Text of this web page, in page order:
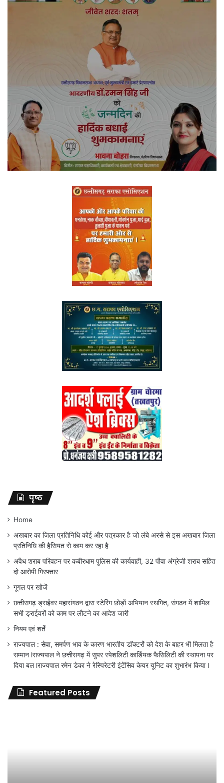
पृष्ठ
Home
अखबार का जिला प्रतिनिधि कोई और पत्रकार है जो लंबे अरसे से इस अखबार जिला
प्रतिनिधि की हैसियत से काम कर रहा है
अवैध शराब परिवहन पर कबीरधाम पुलिस की कार्यवाही, 32 पौवा अंग्रेजी शराब सहित
दो आरोपी गिरफ्तार
गूगल पर खोजें
छत्तीसगढ़ ड्राईवर महासंगठन द्वारा स्टेरिंग छोड़ों अभियान स्थगित, संगठन में शामिल
सभी ड्राईवरों को काम पर लौटने का आदेश जारी
नियम एवं शर्ते
राज्यपाल : सेवा, समर्पण भाव के कारण भारतीय डॉक्टरों को देश के बाहर भी मिलता है
सम्मान lराज्यपाल ने छत्तीसगढ़ में सुपर स्पेशलिटी कार्डियक फैसिलिटी की स्थापना पर
दिया बल lराज्यपाल रमेन डेका ने रेस्पिरेटरी इंटेंसिव केयर यूनिट का शुभारंभ किया l
Featured Posts